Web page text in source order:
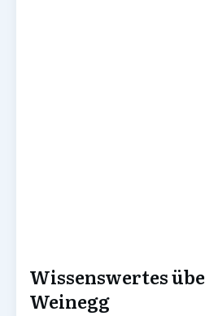
Wissenswertes
Weinegg